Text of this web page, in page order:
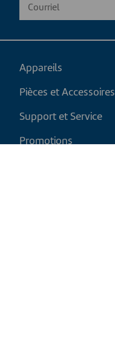
Appareils
Pièces et Accessoires
Support et Service
Promotions